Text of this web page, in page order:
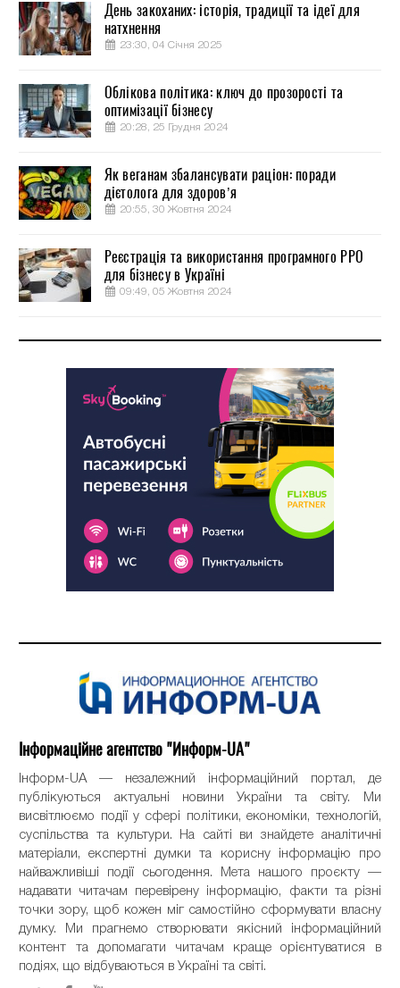
День закоханих: історія, традиції та ідеї для
натхнення
23:30, 04 Січня 2025
Облікова політика: ключ до прозорості та
оптимізації бізнесу
20:28, 25 Грудня 2024
Як веганам збалансувати раціон: поради
дієтолога для здоров’я
20:55, 30 Жовтня 2024
Реєстрація та використання програмного РРО
для бізнесу в Україні
09:49, 05 Жовтня 2024
Інформаційне агентство "Информ-UA"
Інформ-UA — незалежний інформаційний портал, де
публікуються актуальні новини України та світу. Ми
висвітлюємо події у сфері політики, економіки, технологій,
суспільства та культури. На сайті ви знайдете аналітичні
матеріали, експертні думки та корисну інформацію про
найважливіші події сьогодення. Мета нашого проєкту —
надавати читачам перевірену інформацію, факти та різні
точки зору, щоб кожен міг самостійно сформувати власну
думку. Ми прагнемо створювати якісний інформаційний
контент та допомагати читачам краще орієнтуватися в
подіях, що відбуваються в Україні та світі.